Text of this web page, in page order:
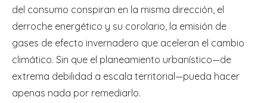
del consumo conspiran en la misma dirección, el
derroche energético y su corolario, la emisión de
gases de efecto invernadero que aceleran el cambio
climático. Sin que el planeamiento urbanístico—de
extrema debilidad a escala territorial—pueda hacer
apenas nada por remediarlo.